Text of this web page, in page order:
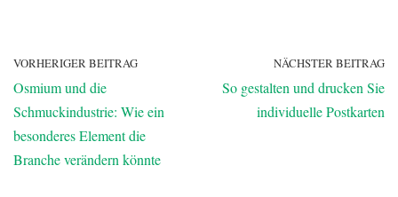
VORHERIGER BEITRAG
Osmium und die
Schmuckindustrie: Wie ein
besonderes Element die
Branche verändern könnte
NÄCHSTER BEITRAG
So gestalten und drucken Sie
individuelle Postkarten